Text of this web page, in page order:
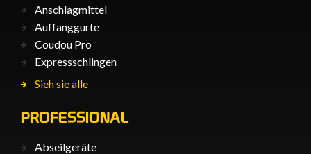
Anschlagmittel
Auffanggurte
Coudou Pro
Expressschlingen
Sieh sie alle
PROFESSIONAL
Abseilgeräte